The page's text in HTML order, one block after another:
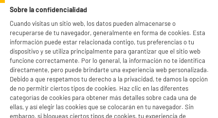
Sobre la confidencialidad
Cuando visitas un sitio web, los datos pueden almacenarse o
recuperarse de tu navegador, generalmente en forma de cookies. Esta
información puede estar relacionada contigo, tus preferencias o tu
dispositivo y se utiliza principalmente para garantizar que el sitio web
funcione correctamente. Por lo general, la información no te identifica
directamente, pero puede brindarte una experiencia web personalizada.
Debido a que respetamos tu derecho a la privacidad, te damos la opción
de no permitir ciertos tipos de cookies. Haz clic en las diferentes
categorías de cookies para obtener más detalles sobre cada una de
ellas, y así elegir las cookies que se colocarán en tu navegador. Sin
embargo, si bloqueas ciertos tipos de cookies, tu experiencia de